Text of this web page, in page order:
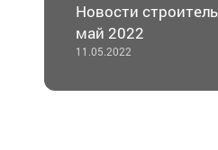
Новости
май 2022
11.05.2022